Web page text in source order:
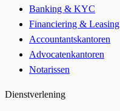
Banking & KYC
Financiering & Leasing
Accountantskantoren
Advocatenkantoren
Notarissen
Dienstverlening